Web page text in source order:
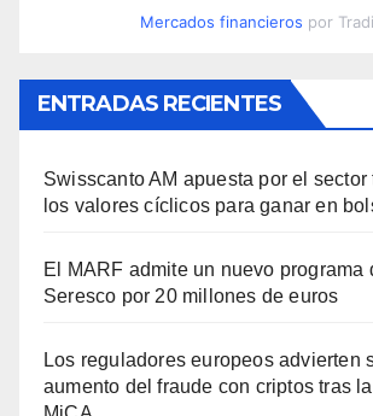
Mercados financieros por
ENTRADAS RECIENTES
Swisscanto AM apuesta por el
los valores cíclicos para ganar en
El MARF admite un nuevo programa
Seresco por 20 millones de euros
Los reguladores europeos advierten
aumento del fraude con criptos tras